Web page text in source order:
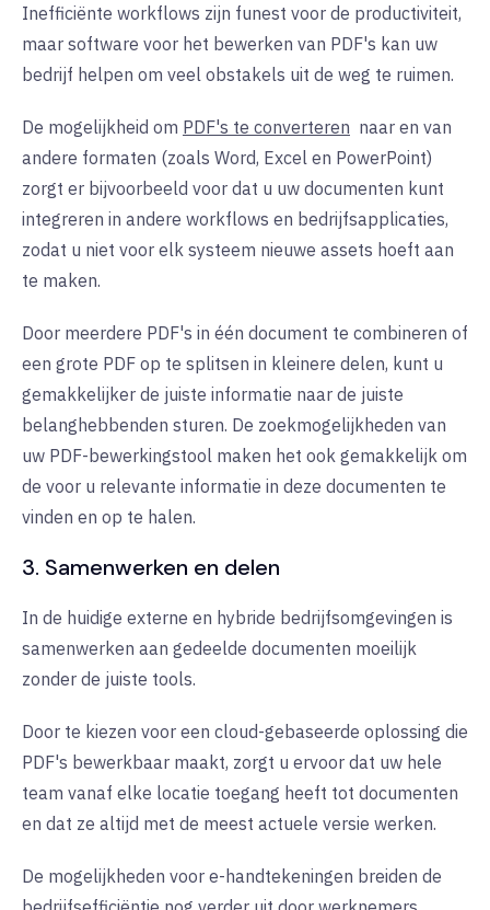
Inefficiënte workflows zijn funest voor de productiviteit,
maar software voor het bewerken van PDF's kan uw
bedrijf helpen om veel obstakels uit de weg te ruimen.
De mogelijkheid om PDF's te converteren naar en van
andere formaten (zoals Word, Excel en PowerPoint)
zorgt er bijvoorbeeld voor dat u uw documenten kunt
integreren in andere workflows en bedrijfsapplicaties,
zodat u niet voor elk systeem nieuwe assets hoeft aan
te maken.
Door meerdere PDF's in één document te combineren of
een grote PDF op te splitsen in kleinere delen, kunt u
gemakkelijker de juiste informatie naar de juiste
belanghebbenden sturen. De zoekmogelijkheden van
uw PDF-bewerkingstool maken het ook gemakkelijk om
de voor u relevante informatie in deze documenten te
vinden en op te halen.
3. Samenwerken en delen
In de huidige externe en hybride bedrijfsomgevingen is
samenwerken aan gedeelde documenten moeilijk
zonder de juiste tools.
Door te kiezen voor een cloud-gebaseerde oplossing die
PDF's bewerkbaar maakt, zorgt u ervoor dat uw hele
team vanaf elke locatie toegang heeft tot documenten
en dat ze altijd met de meest actuele versie werken.
De mogelijkheden voor e-handtekeningen breiden de